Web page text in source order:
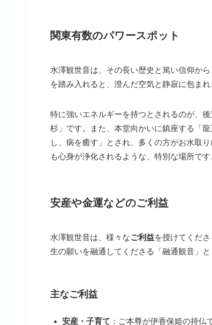
関東有数のパワースポット
水澤観世音は、その長い歴史と篤い信仰から
を踏み入れると、澄んだ空気と静寂に包ま
特に強いエネルギーを持つとされるのが、
杉」です。また、本堂向かいに鎮座する「
し、病を癒す」とされ、多くの方がお水取
も心身が浄化されるような、特別な場所です
安産や金運などのご利益
水澤観世音は、様々なご利益を授けてくだ
生の願いを融通してくださる「融通観音」と
主なご利益
安産・子育て ：ご本尊が伊香保姫の持仏